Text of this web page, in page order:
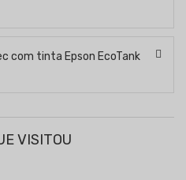
com tinta Epson EcoTank
VISITOU